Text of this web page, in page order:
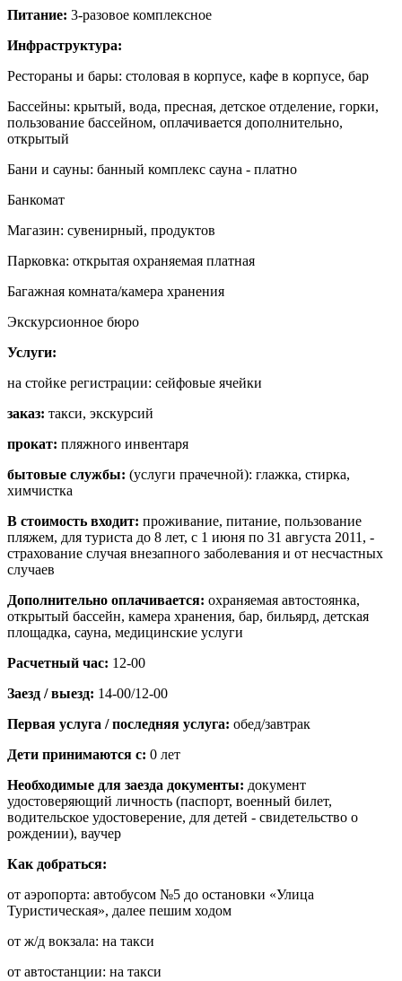
Питание: 3-разовое комплексное
Инфраструктура:
Рестораны и бары: столовая в корпусе, кафе в корпусе, бар
Бассейны: крытый, вода, пресная, детское отделение, горки,
пользование бассейном, оплачивается дополнительно,
открытый
Бани и сауны: банный комплекс сауна - платно
Банкомат
Магазин: сувенирный, продуктов
Парковка: открытая охраняемая платная
Багажная комната/камера хранения
Экскурсионное бюро
Услуги:
на стойке регистрации: сейфовые ячейки
заказ: такси, экскурсий
прокат: пляжного инвентаря
бытовые службы: (услуги прачечной): глажка, стирка,
химчистка
В стоимость входит: проживание, питание, пользование
пляжем, для туриста до 8 лет, с 1 июня по 31 августа 2011, -
страхование случая внезапного заболевания и от несчастных
случаев
Дополнительно оплачивается: охраняемая автостоянка,
открытый бассейн, камера хранения, бар, бильярд, детская
площадка, сауна, медицинские услуги
Расчетный час: 12-00
Заезд / выезд: 14-00/12-00
Первая услуга / последняя услуга: обед/завтрак
Дети принимаются с: 0 лет
Необходимые для заезда документы: документ
удостоверяющий личность (паспорт, военный билет,
водительское удостоверение, для детей - свидетельство о
рождении), ваучер
Как добраться:
от аэропорта: автобусом №5 до остановки «Улица
Туристическая», далее пешим ходом
от ж/д вокзала: на такси
от автостанции: на такси